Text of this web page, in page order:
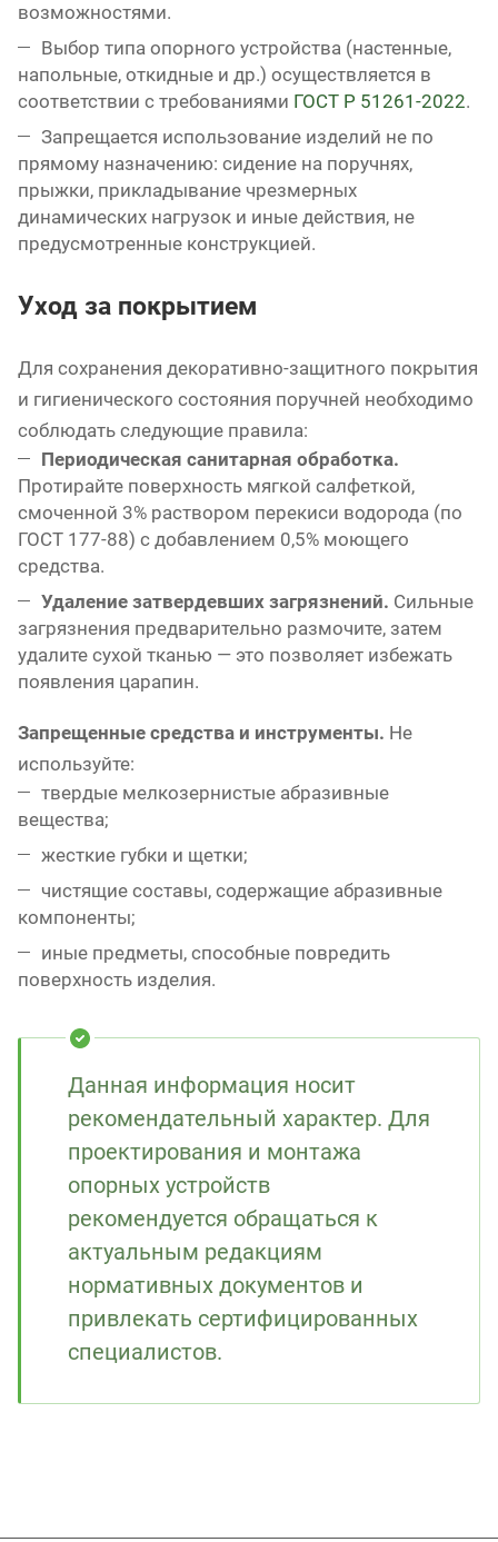
возможностями.
Выбор типа опорного устройства (настенные,
напольные, откидные и др.) осуществляется в
соответствии с требованиями ГОСТ Р 51261-2022.
Запрещается использование изделий не по
прямому назначению: сидение на поручнях,
прыжки, прикладывание чрезмерных
динамических нагрузок и иные действия, не
предусмотренные конструкцией.
Уход за покрытием
Для сохранения декоративно-защитного покрытия
и гигиенического состояния поручней необходимо
соблюдать следующие правила:
Периодическая санитарная обработка.
Протирайте поверхность мягкой салфеткой,
смоченной 3% раствором перекиси водорода (по
ГОСТ 177-88) с добавлением 0,5% моющего
средства.
Удаление затвердевших загрязнений. Сильные
загрязнения предварительно размочите, затем
удалите сухой тканью — это позволяет избежать
появления царапин.
Запрещенные средства и инструменты. Не
используйте:
твердые мелкозернистые абразивные
вещества;
жесткие губки и щетки;
чистящие составы, содержащие абразивные
компоненты;
иные предметы, способные повредить
поверхность изделия.
Данная информация носит
рекомендательный характер. Для
проектирования и монтажа
опорных устройств
рекомендуется обращаться к
актуальным редакциям
нормативных документов и
привлекать сертифицированных
специалистов.